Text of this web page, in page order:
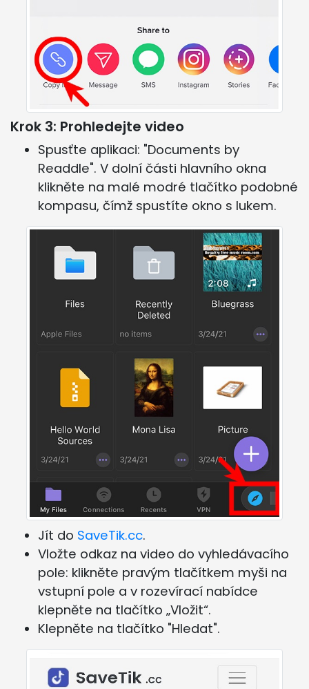
Krok 3: Prohledejte video
Spusťte aplikaci: "Documents by
Readdle". V dolní části hlavního okna
klikněte na malé modré tlačítko podobné
kompasu, čímž spustíte okno s lukem.
Jít do SaveTik.cc.
Vložte odkaz na video do vyhledávacího
pole: klikněte pravým tlačítkem myši na
vstupní pole a v rozevírací nabídce
klepněte na tlačítko „Vložit“.
Klepněte na tlačítko "Hledat".